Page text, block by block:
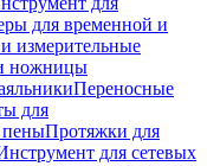
для временной и
измерительные
ножницы
Переносные
для
пеныПротяжки для
для сетевых